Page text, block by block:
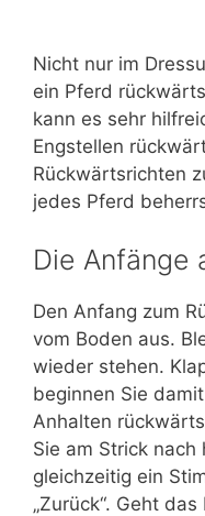
Nicht nur im
ein Pferd
kann es sehr
Engstellen
Rückwärtsrichten
jedes Pferd
Die Anfänge
Den Anfang zum
vom Boden aus.
wieder stehen.
beginnen Sie
Anhalten
Sie am Strick
gleichzeitig ein
„Zurück“. Geht